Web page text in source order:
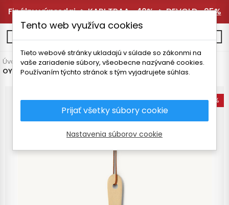
Finálny výpredaj 🔥KARI TRAA -40%🔥DEVOLD -25%
Úvodná stránka Vybavenie
Kempingový riad
OYO TURSTEKESPADEN OBRACAČKA
-18%
Tento web využíva cookies
Tieto webové stránky ukladajú v súlade so zákonmi na
vaše zariadenie súbory, všeobecne nazývané cookies.
Používaním týchto stránok s tým vyjadrujete súhlas.
Prijať všetky súbory cookie
Nastavenia súborov cookie